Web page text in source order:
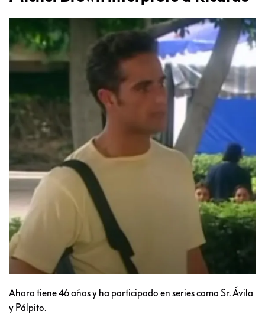
Ahora tiene 46 años y ha participado en series como Sr. Ávila
y Pálpito.